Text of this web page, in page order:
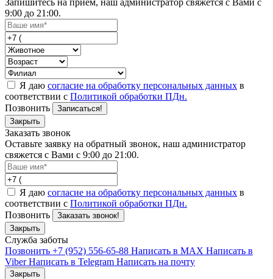
9:00 до 21:00.
Я даю согласие на обработку персональных данных в
соответствии с Политикой обработки ПДн.
Позвонить
Записаться!
Закрыть
Заказать звонок
Оставьте заявку на обратный звонок, наш администратор
свяжется с Вами с 9:00 до 21:00.
Я даю согласие на обработку персональных данных в
соответствии с Политикой обработки ПДн.
Позвонить
Заказать звонок!
Закрыть
Служба заботы
Позвонить +7 (952) 556-65-88 Написать в MAX Написать в
ViberНаписать в Telegram Написать на почту
Закрыть